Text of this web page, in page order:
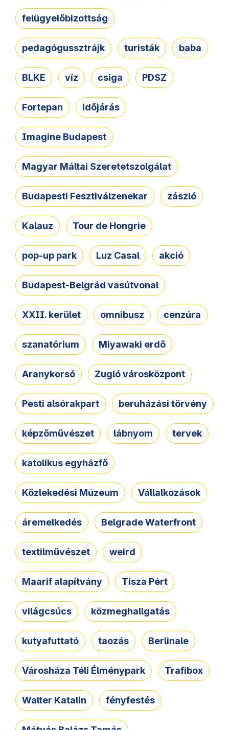
felügyelőbizottság
pedagógussztrájk turisták baba
BLKE víz csiga PDSZ
Fortepan időjárás
Imagine Budapest
Magyar Máltai Szeretetszolgálat
Budapesti Fesztiválzenekar zászló
Kalauz Tour de Hongrie
pop-up park Luz Casal akció
Budapest-Belgrád vasútvonal
XXII. kerület omnibusz cenzúra
szanatórium Miyawaki erdő
Aranykorsó Zugló városközpont
Pesti alsórakpart beruházási törvény
képzőművészet lábnyom tervek
katolikus egyházfő
Közlekedési Múzeum Vállalkozások
áremelkedés Belgrade Waterfront
textilművészet weird
Maarif alapítvány Tisza Pért
világcsúcs közmeghallgatás
kutyafuttató taozás Berlinale
Városháza Téli Élménypark Trafibox
Walter Katalin fényfestés